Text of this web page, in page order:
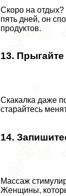
Скоро на отдых?
пять дней, он
продуктов.
13. Прыгайте
Скакалка даже
старайтесь
14.
Массаж
Женщины,